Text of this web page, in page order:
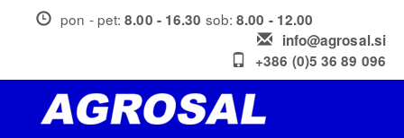
pon - pet:8.00 - 16.30 sob:8.00 - 12.00
info@agrosal.si
+386 (0)5 36 89 096